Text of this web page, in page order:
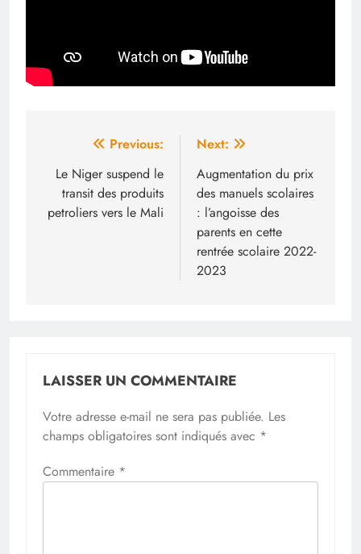
Navigation
de
l’article
Previous:
Le Niger suspend le
transit des produits
petroliers vers le Mali
Next:
Augmentation du prix
des manuels scolaires
: l’angoisse des
parents en cette
rentrée scolaire 2022-
2023
LAISSER UN COMMENTAIRE
Votre adresse e-mail ne sera pas publiée. Les
champs obligatoires sont indiqués avec *
Commentaire *